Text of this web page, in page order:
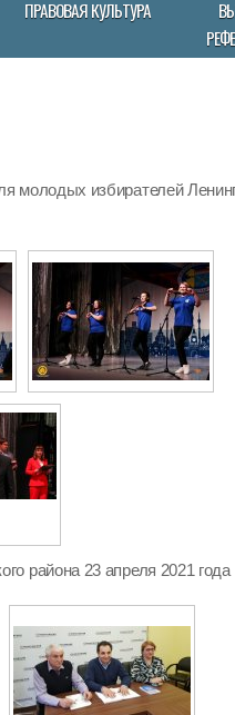
ПРАВОВАЯ КУЛЬТУРА
молодых избирателей
района 23 апреля 2021 года